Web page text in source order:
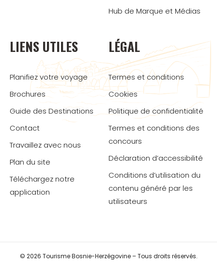
Hub de Marque et Médias
LIENS UTILES
Planifiez votre voyage
Brochures
Guide des Destinations
Contact
Travaillez avec nous
Plan du site
Téléchargez notre
application
LÉGAL
Termes et conditions
Cookies
Politique de confidentialité
Termes et conditions des
concours
Déclaration d’accessibilité
Conditions d’utilisation du
contenu généré par les
utilisateurs
© 2026 Tourisme Bosnie-Herzégovine – Tous droits réservés.